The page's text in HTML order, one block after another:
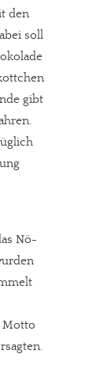
den
soll
gibt
Nö-
Motto